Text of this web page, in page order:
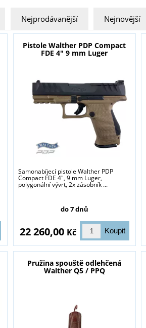
Nejprodávanější Nejnovější
Pistole Walther PDP Compact
FDE 4" 9 mm Luger
Samonabíjecí pistole Walther PDP
Compact FDE 4", 9 mm Luger,
polygonální vývrt, 2x zásobník ...
do 7 dnů
22 260,00 Kč
Pružina spouště odlehčená
Walther Q5 / PPQ